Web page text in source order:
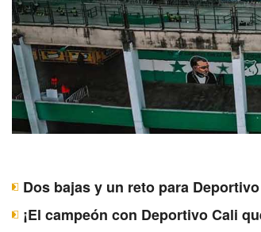
Dos bajas y un reto para
¡El campeón con Deportivo Cali